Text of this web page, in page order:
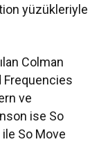
yüzükleriyle
Colman
Frequencies
ve
ise So
So Move